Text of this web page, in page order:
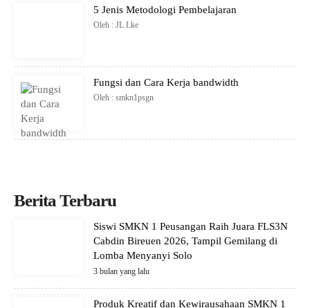
5 Jenis Metodologi Pembelajaran
Oleh : JL Lke
Fungsi dan Cara Kerja bandwidth
Oleh : smkn1psgn
Berita Terbaru
Siswi SMKN 1 Peusangan Raih Juara FLS3N
Cabdin Bireuen 2026, Tampil Gemilang di
Lomba Menyanyi Solo
3 bulan yang lalu
Produk Kreatif dan Kewirausahaan SMKN 1